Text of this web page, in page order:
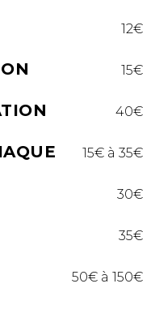
12€
15€
40€
15€ à 35€
30€
35€
50€ à 150€